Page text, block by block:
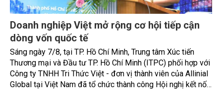
Doanh nghiệp Việt mở rộng cơ hội tiếp cận
dòng vốn quốc tế
Sáng ngày 7/8, tại TP. Hồ Chí Minh, Trung tâm Xúc tiến
Thương mại và Đầu tư TP. Hồ Chí Minh (ITPC) phối hợp với
Công ty TNHH Tri Thức Việt - đơn vị thành viên của Allinial
Global tại Việt Nam đã tổ chức thành công Hội nghị kết nối